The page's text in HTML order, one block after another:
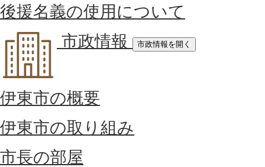
後援名義の使用について
市政情報
市政情報を開く
伊東市の概要
伊東市の取り組み
市長の部屋